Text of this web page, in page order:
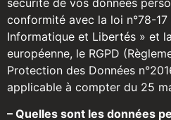
sécurité de vos données
conformité avec la loi n°78-
Informatique et Libertés » et
européenne, le RGPD
Protection des Données
applicable à compter du 25
– Quelles sont les données